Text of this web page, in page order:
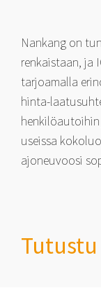
Nankang on
renkaistaan, ja
tarjoamalla
hinta-
useissa
ajoneuvoosi